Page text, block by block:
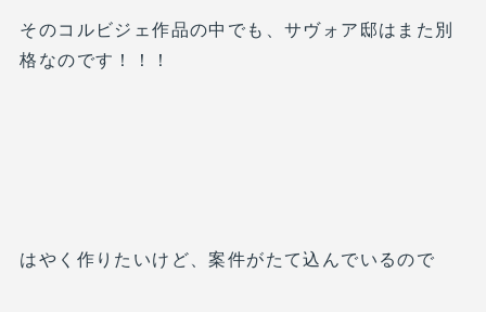
そのコルビジェ作品の中でも、サヴォア邸はまた別
格なのです！！！
はやく作りたいけど、案件がたて込んでいるので